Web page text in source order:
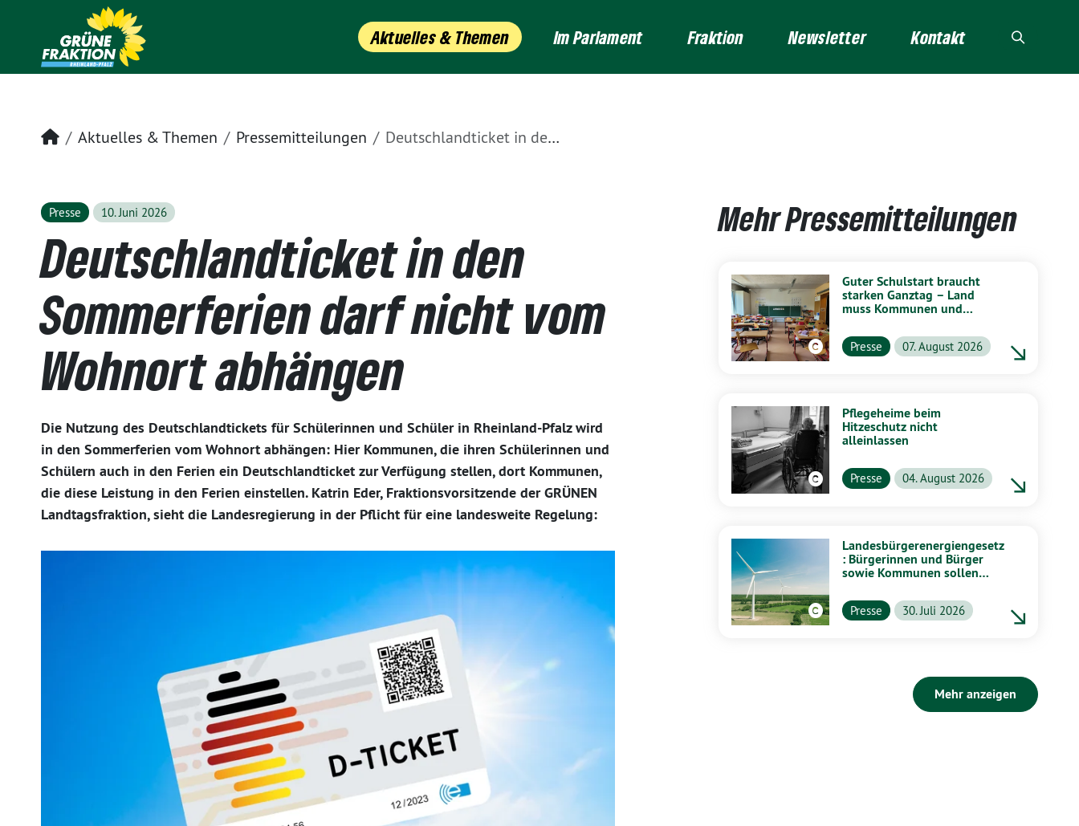
Aktuelles & Themen Im Parlament Fraktion Newsletter Kontakt
Startseite
Aktuelles & Themen Pressemitteilungen Deutschlandticket in den Sommerferien darf nicht vom Wohnort abhängen
Presse 10. Juni 2026
Deutschlandticket in den
Sommerferien darf nicht vom
Wohnort abhängen
Die Nutzung des Deutschlandtickets für Schülerinnen und Schüler in Rheinland-Pfalz wird
in den Sommerferien vom Wohnort abhängen: Hier Kommunen, die ihren Schülerinnen und
Schülern auch in den Ferien ein Deutschlandticket zur Verfügung stellen, dort Kommunen,
die diese Leistung in den Ferien einstellen. Katrin Eder, Fraktionsvorsitzende der GRÜNEN
Landtagsfraktion, sieht die Landesregierung in der Pflicht für eine landesweite Regelung:
Mehr Pressemitteilungen
Guter Schulstart braucht
starken Ganztag – Land
muss Kommunen und
Presse 07. August 2026
Pflegeheime beim
Hitzeschutz nicht
alleinlassen
Presse 04. August 2026
Landesbürgerenergiengesetz
: Bürgerinnen und Bürger
sowie Kommunen sollen
profitieren
Presse 30. Juli 2026
Mehr anzeigen